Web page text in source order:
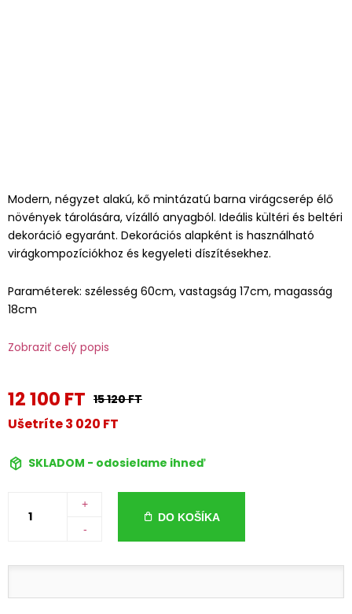
Modern, négyzet alakú, kő mintázatú barna virágcserép élő
növények tárolására, vízálló anyagból. Ideális kültéri és beltéri
dekoráció egyaránt. Dekorációs alapként is használható
virágkompozíciókhoz és kegyeleti díszítésekhez.
Paraméterek: szélesség 60cm, vastagság 17cm, magasság
18cm
Zobraziť celý popis
12 100 FT 15 120 FT
Ušetríte 3 020 FT
SKLADOM - odosielame ihneď
+
-
DO KOŠÍKA